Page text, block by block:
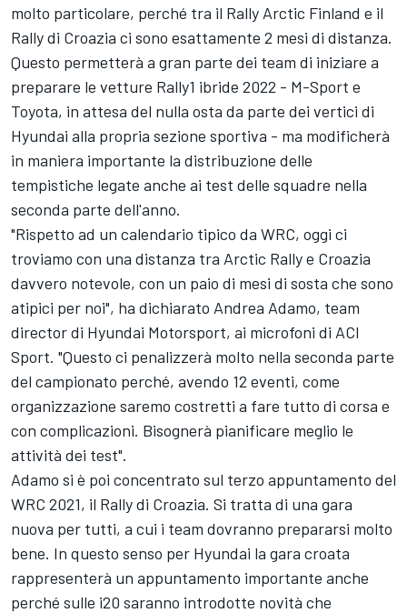
molto particolare, perché tra il Rally Arctic Finland e il
Rally di Croazia ci sono esattamente 2 mesi di distanza.
Questo permetterà a gran parte dei team di iniziare a
preparare le vetture Rally1 ibride 2022 - M-Sport e
Toyota, in attesa del nulla osta da parte dei vertici di
Hyundai alla propria sezione sportiva - ma modificherà
in maniera importante la distribuzione delle
tempistiche legate anche ai test delle squadre nella
seconda parte dell'anno.
"Rispetto ad un calendario tipico da WRC, oggi ci
troviamo con una distanza tra Arctic Rally e Croazia
davvero notevole, con un paio di mesi di sosta che sono
atipici per noi", ha dichiarato Andrea Adamo, team
director di Hyundai Motorsport, ai microfoni di ACI
Sport. "Questo ci penalizzerà molto nella seconda parte
del campionato perché, avendo 12 eventi, come
organizzazione saremo costretti a fare tutto di corsa e
con complicazioni. Bisognerà pianificare meglio le
attività dei test".
Adamo si è poi concentrato sul terzo appuntamento del
WRC 2021, il Rally di Croazia. Si tratta di una gara
nuova per tutti, a cui i team dovranno prepararsi molto
bene. In questo senso per Hyundai la gara croata
rappresenterà un appuntamento importante anche
perché sulle i20 saranno introdotte novità che